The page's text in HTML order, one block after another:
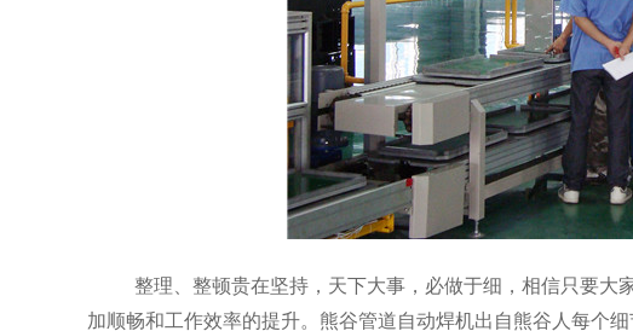
整理、整顿贵在坚持，天下大事，必做于细，相信只要大
加顺畅和工作效率的提升。熊谷管道自动焊机出自熊谷人每个